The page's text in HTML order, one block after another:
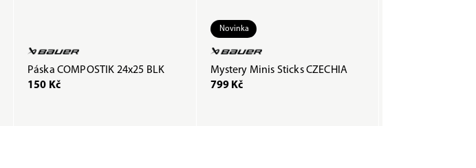
Páska COMPOSTIK 24x25 BLK
150 Kč
Novinka
Mystery Minis Sticks CZECHIA
799 Kč